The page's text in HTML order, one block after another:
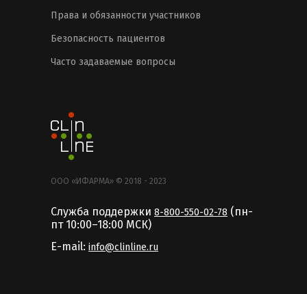
Права и обязанности участников
Безопасность пациентов
Часто задаваемые вопросы
ООО «ИФАРМА» © 2018 - 2023
Служба поддержки 8-800-550-02-78 (пн-
пт 10:00–18:00 MCК)
E-mail: info@clinline.ru